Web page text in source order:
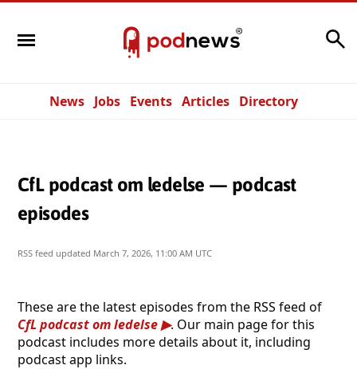
News Jobs Events Articles Directory
CfL podcast om ledelse — podcast
episodes
RSS feed updated March 7, 2026, 11:00 AM UTC
These are the latest episodes from the RSS feed of
CfL podcast om ledelse
. Our main page for this
podcast includes more details about it, including
podcast app links.